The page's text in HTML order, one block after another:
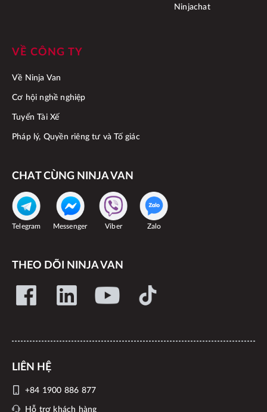
Ninjachat
VỀ CÔNG TY
Về Ninja Van
Cơ hội nghề nghiệp
Tuyển Tài Xế
Pháp lý, Quyền riêng tư và Tố giác
CHAT CÙNG NINJA VAN
Telegram Messenger Viber Zalo
THEO DÕI NINJA VAN
LIÊN HỆ
+84 1900 886 877
Hỗ trợ khách hàng